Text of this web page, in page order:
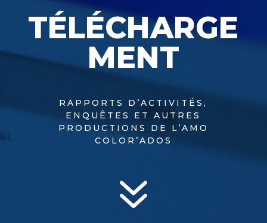
TÉLÉCHARGE
MENT
RAPPORTS D’ACTIVITÉS,
ENQUÊTES ET AUTRES
PRODUCTIONS DE L’AMO
COLOR’ADOS
7